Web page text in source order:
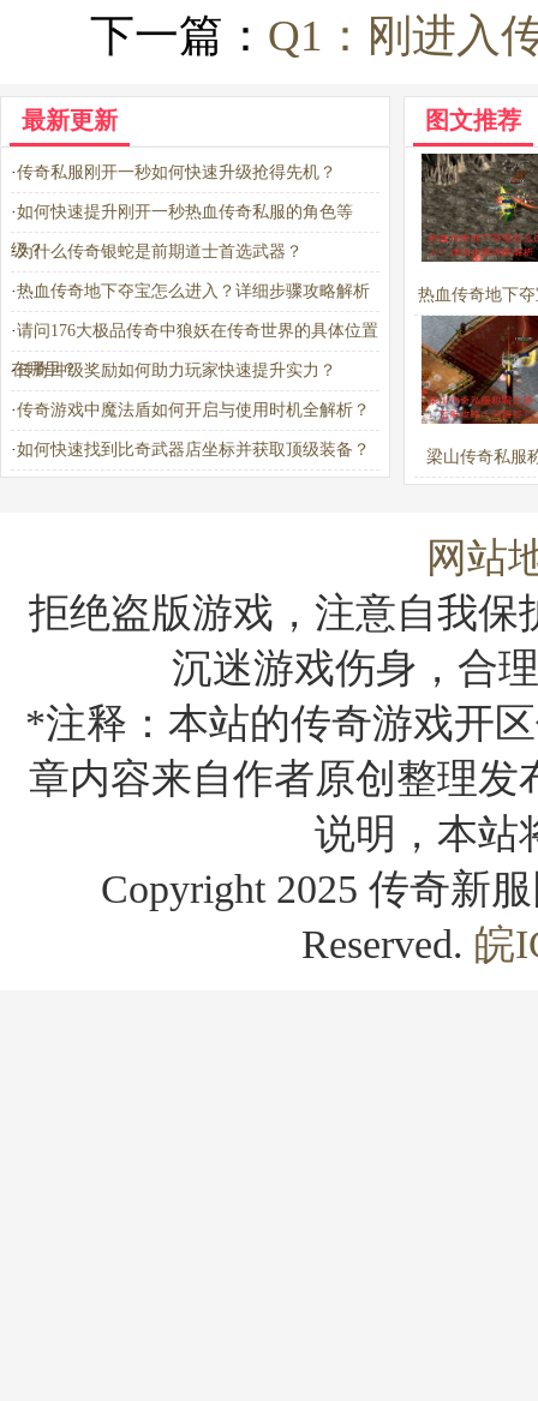
下一篇： Q1：刚进入
最新更新
·传奇私服刚开一秒如何快速升级抢得先机？
·如何快速提升刚开一秒热血传奇私服的角色等
级？
·为什么传奇银蛇是前期道士首选武器？
·热血传奇地下夺宝怎么进入？详细步骤攻略解析
·请问176大极品传奇中狼妖在传奇世界的具体位置
在哪里？
·传奇冲级奖励如何助力玩家快速提升实力？
·传奇游戏中魔法盾如何开启与使用时机全解析？
·如何快速找到比奇武器店坐标并获取顶级装备？
图文推荐
热血传奇地下
进入？详细步
析
梁山传奇私服
答？
网站
拒绝盗版游戏，注意自我
沉迷游戏伤身，合
*注释：本站的传奇游戏开
章内容来自作者原创整理
说明，本站
Copyright 2025 传奇新
Reserved. 皖